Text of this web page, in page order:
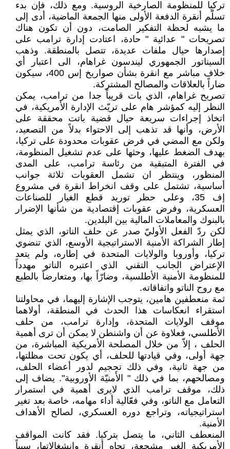
تركيا للمنظومة الصارخية الروسية. ومع ذلك، فإن بدء
تسلّم أنقرة الدفعة الأولى منها الجمعة الماضية، أدى إلى
ما يشبه لحظة التفكير الصامت، دون أن تكون هناك
تصريحات " عدائية " حادة، اعتادت إدارة ترامب على
إصدارها حيال ملفات عديدة، تتصل بالمنطقة. وذهب
السيناتور الجمهوري ليندسون غراهام، الى اعتبار أي
خلاف مباشر مع انقرة بشأن صواريخ إس 400، سيكون
ضاراً بالعلاقات والمصالح المشتركة.
تصريح غراهام، الذي بات قريباً جدا من ترامب، يمكن
النظر إليه كمؤشر هام على تريّث الإدارة الأمريكية، في
اتخاذ إجراءات سريعة حيال قضية باتت محققة على
الأرض، وأنها قد تذهب إلى الاحتواء بدلاً من التصعيد،
ولكن مع المضي في فرض عقوبات محدودة على تركيا،
بهدف الضغط عليها، وحثها على عدم تشغيل المنظومة،
في الفترة المتبقية من رئاسة ترامب، على المدى
المنظور، وينتظر ان تشمل العقوبات ثلاثة جوانب
أساسية، تشتمل على وقف انخراط انقرة في مشروع
إف 35، وعلى حظر توريد قطع الغيار للصناعات
العسكرية، وفرض عقوبات إقتصادية من شأنها الإضرار
بالبنوك والمعاملات المالية بين البلدين.
لكن ردّ الفعل الأوليّ صدر عن حلف الناتو، الذي يمثل
إطار الشراكة الأمنية الاستراتيجية الأوسع، الذي تنضوي
تركيا، وأوروبا والولايات المتحدة في إطاره، ولم يتعد
الإعتراض الجانب التقني الذي اعتبره الناتو مهدداً
للمنظومة الأمنية الأطلسية، وضارّاً بها، ومتعارضاً بالطبع
مع روح الناتو واتفاقاته.
ثمة منعطفين هامين، يتوجب الإشارة إليهما، في محاولتنا
استقراء انعكاسات هذا الحدث في المنطقة، أولاهما
موقف الولايات المتحدة، وإدارة ترامب، من حلف
الأطلسي، فعلاوة عن أن واشنطن لا يمكن أن ترى أهمية
الحلف ، إلاّ من خلال المصلحة الأمريكية المباشرة، من
جهة أولى، وفي قيادتها للحلف، أي يكون تحت مظلتها،
من جهة ثانية، وفي ذلك تحجيم لدور أعضاء الحلف،
ومصالحهم، بما في ذلك " الأَمنيّة الأوروبية". يضاف إلى
ذلك، موقف ترامب الذي لايرى أهمية في استمرار
التعامل مع الناتو، وفي فعّالية أداء مهامه، خاصة بعد تغير
استراتيجياته، وتراجع دوره العسكري، لصالح الأهداف
الأمنية.
المنعطف الثاني، ما يتصل بتركيا. فقد كانت المواقف
الأمريكية الغير مشجعة، تجاه أنقرة وانشغالاتها، سبباً